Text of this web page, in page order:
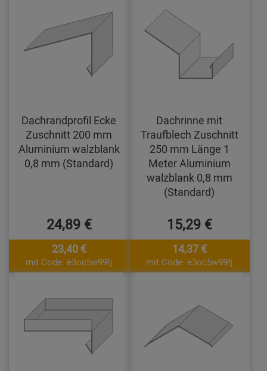
Dachrandprofil Ecke
Zuschnitt 200 mm
Aluminium walzblank
0,8 mm (Standard)
24,89 €
23,40 €
mit Code: e3oc5w99fj
Dachrinne mit
Traufblech Zuschnitt
250 mm Länge 1
Meter Aluminium
walzblank 0,8 mm
(Standard)
15,29 €
14,37 €
mit Code: e3oc5w99fj